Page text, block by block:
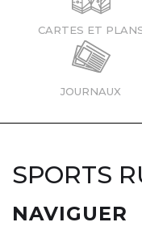
CARTES ET
JOURNAUX
SPORTS
NAVIGUER